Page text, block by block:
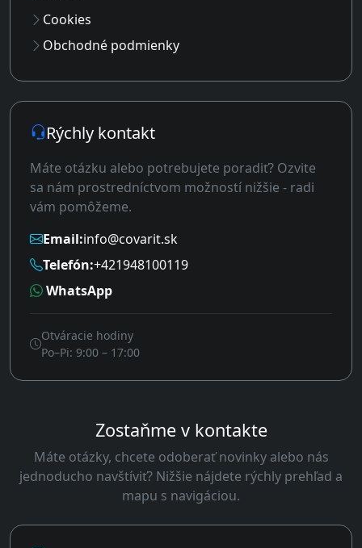
Cookies
Obchodné podmienky
Rýchly kontakt
Máte otázku alebo potrebujete poradiť? Ozvite
sa nám prostredníctvom možností nižšie - radi
vám pomôžeme.
Email:info@covarit.sk
Telefón:+421948100119
WhatsApp
Otváracie hodiny
Po–Pi: 9:00 – 17:00
Zostaňme v kontakte
Máte otázky, chcete odoberať novinky alebo nás
jednoducho navštíviť? Nižšie nájdete rýchly prehľad a
mapu s navigáciou.